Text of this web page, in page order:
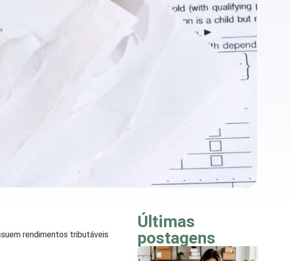
rendimentos tributáveis
Últimas
postagens